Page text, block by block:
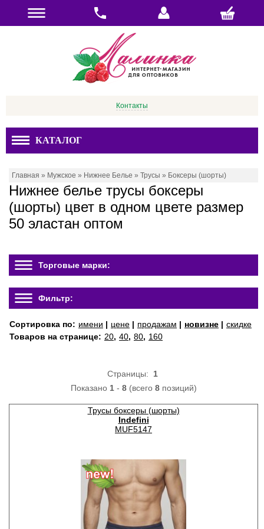
Контакты
КАТАЛОГ
Главная » Мужское » Нижнее Белье » Трусы » Боксеры (шорты)
Нижнее белье трусы боксеры
(шорты) цвет в одном цвете размер
50 эластан оптом
Торговые марки:
Фильтр:
Сортировка по: имени | цене | продажам | новизне | скидке
Товаров на странице: 20, 40, 80, 160
Страницы: 1
Показано 1- 8(всего 8позиций)
Трусы боксеры (шорты)
Indefini
MUF5147